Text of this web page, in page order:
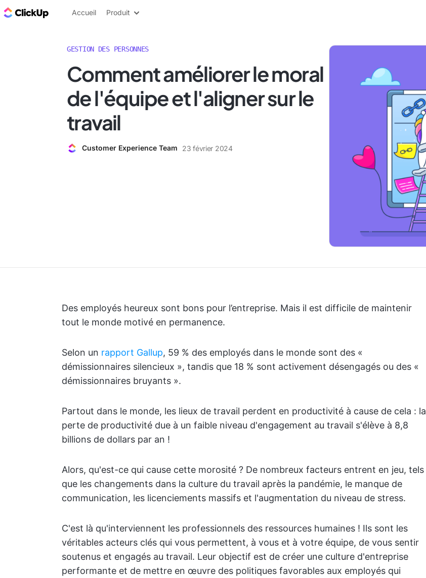
ClickUp Blog
Accueil Produit
GESTION DES PERSONNES
Comment améliorer le moral
de l'équipe et l'aligner sur le
travail
Customer Experience Team 23 février 2024
Des employés heureux sont bons pour l’entreprise. Mais il est difficile de maintenir
tout le monde motivé en permanence.
Selon un rapport Gallup, 59 % des employés dans le monde sont des «
démissionnaires silencieux », tandis que 18 % sont activement désengagés ou des «
démissionnaires bruyants ».
Partout dans le monde, les lieux de travail perdent en productivité à cause de cela : la
perte de productivité due à un faible niveau d'engagement au travail s'élève à 8,8
billions de dollars par an !
Alors, qu'est-ce qui cause cette morosité ? De nombreux facteurs entrent en jeu, tels
que les changements dans la culture du travail après la pandémie, le manque de
communication, les licenciements massifs et l'augmentation du niveau de stress.
C'est là qu'interviennent les professionnels des ressources humaines ! Ils sont les
véritables acteurs clés qui vous permettent, à vous et à votre équipe, de vous sentir
soutenus et engagés au travail. Leur objectif est de créer une culture d'entreprise
performante et de mettre en œuvre des politiques favorables aux employés qui